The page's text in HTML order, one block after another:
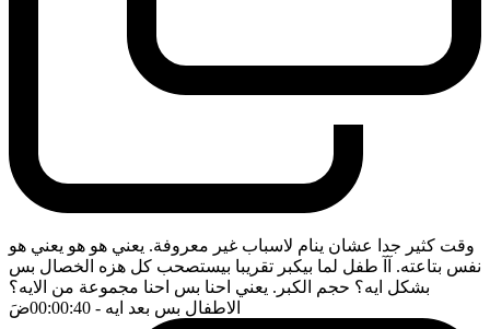
وقت كثير جدا عشان ينام لاسباب غير معروفة. يعني هو هو يعني هو
نفس بتاعته. آآ طفل لما بيكبر تقريبا بيستصحب كل هزه الخصال بس
بشكل ايه؟ حجم الكبر. يعني احنا بس احنا مجموعة من الايه؟
الاطفال بس بعد ايه - 00:00:40 ضَ